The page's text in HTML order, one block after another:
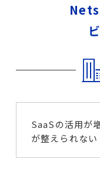
SaaSの活用が
が整えられない